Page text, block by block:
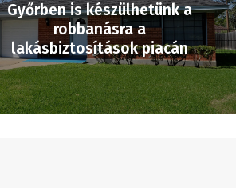
Győrben is készülhetünk a
robbanásra a
lakásbiztosítások piacán